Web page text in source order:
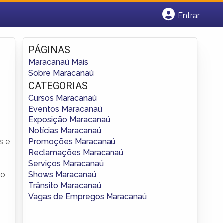
Entrar
Fazer login
Criar conta
e
PÁGINAS
Maracanaú Mais
Sobre Maracanaú
CATEGORIAS
Cursos Maracanaú
Eventos Maracanaú
Exposição Maracanaú
Notícias Maracanaú
Promoções Maracanaú
Reclamações Maracanaú
Serviços Maracanaú
Shows Maracanaú
Trânsito Maracanaú
Vagas de Empregos Maracanaú